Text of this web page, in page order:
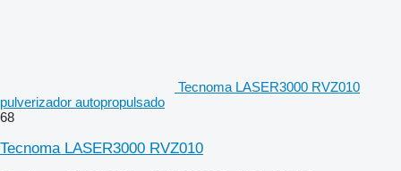
Tecnoma LASER3000 RVZ010
pulverizador autopropulsado
68
Tecnoma LASER3000 RVZ010